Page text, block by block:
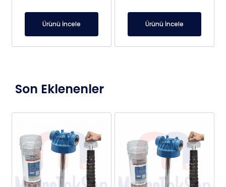
Ürünü İncele Ürünü İncele
Son Eklenenler